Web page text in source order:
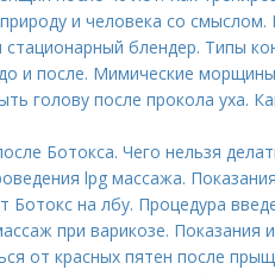
и человека со
блендер. Типы
и после. Мимические
голову после прокола уха.
Ботокса. Чего нельзя
lpg массажа.
Ботокс на лбу. Процедура
при варикозе. Показания
от красных пятен после